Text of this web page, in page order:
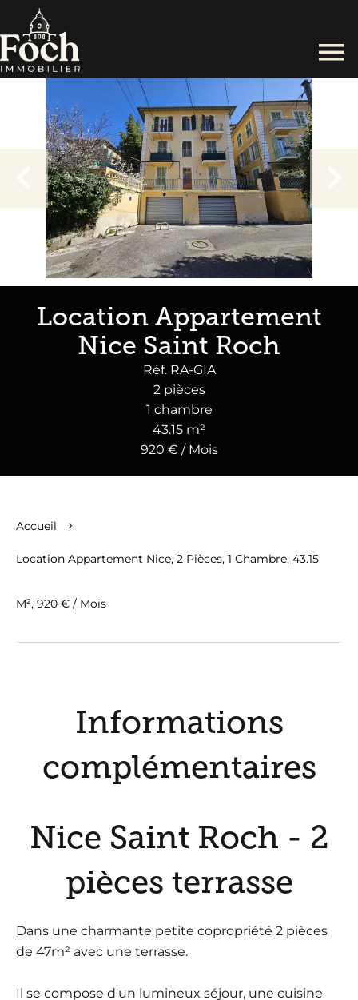
Location Appartement
Nice Saint Roch
Réf. RA-GIA
2 pièces
1 chambre
43.15 m²
920 € / Mois
Accueil
Location Appartement Nice, 2 Pièces, 1 Chambre, 43.15
M², 920 € / Mois
Informations
complémentaires
Nice Saint Roch - 2
pièces terrasse
Dans une charmante petite copropriété 2 pièces
de 47m² avec une terrasse.
Il se compose d'un lumineux séjour, une cuisine